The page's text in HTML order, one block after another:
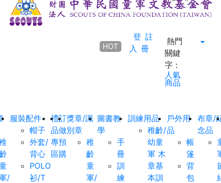
HOT
登
入
註
冊
熱門
關鍵
字：
人氣
商品
/
服裝配件
帽子
外套/
背心
POLO
衫/T
禮
品
專
區
訂
做
預
購
獎章/識
別章
稚
齡
童
軍/
圖書教
學
手
冊
訓
練
訓練用品
稚齡/
幼童
軍 木
章基
本訓
戶外用
品
帳
篷
背
包
布章/
念品